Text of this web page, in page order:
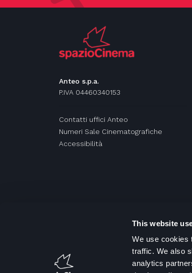
This website
We use cookies
traffic. We also
analytics
Anteo s.p.a.
P.IVA 04460340153
Contatti uffici Anteo
Numeri Sale Cinematografiche
Accessibilità